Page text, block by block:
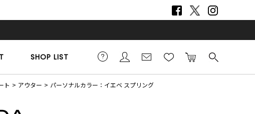
SHOP LIST
ト アウター パーソナルカラー：イエベ スプリング